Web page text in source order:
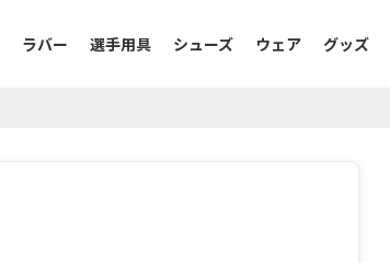
ラバー 選手用具 シューズ ウェア グッズ